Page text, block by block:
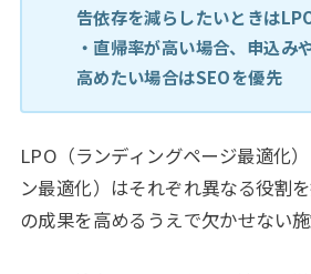
告依存を減らしたいときは
・直帰率が高い場合、申込み
高めたい場合はSEOを優先
LPO（ランディングページ最適化
ン最適化）はそれぞれ異なる役割
の成果を高めるうえで欠かせない施